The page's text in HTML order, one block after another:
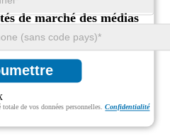
de vos données personnelles.Confidentialité
de marché des médias